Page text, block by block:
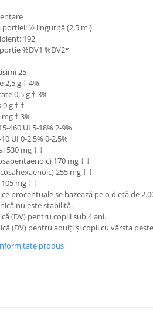
porției: ½ linguriță (2,5 ml)
192
%DV1 %DV2*
25
2,5 g † 4%
0,5 g † 3%
g † †
† 3%
460 UI 5-18% 2-9%
UI 0-2,5% 0-2,5%
530 mg † †
170 mg † †
255 mg † †
mg † †
procentuale se bazează pe o dietă de
nu este stabilită.
(DV) pentru copiii sub 4 ani.
(DV) pentru adulți și copii cu vârsta
produs